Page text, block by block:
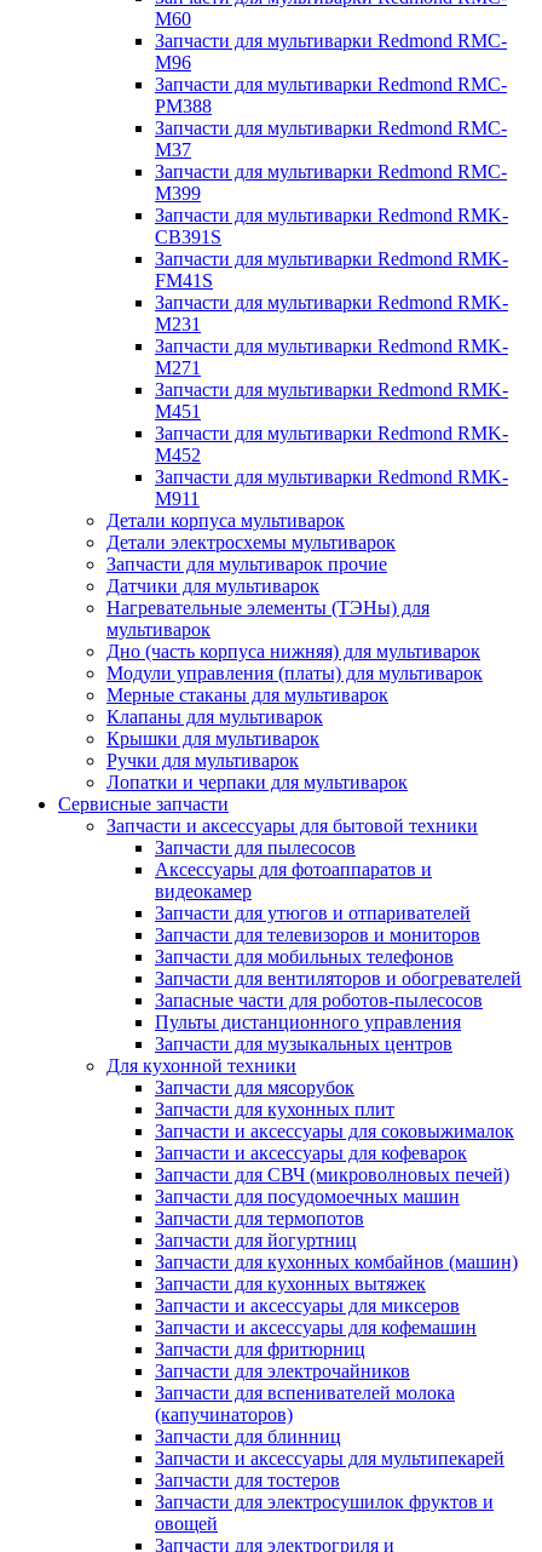
M60
Запчасти для мультиварки Redmond RMC-
M96
Запчасти для мультиварки Redmond RMC-
PM388
Запчасти для мультиварки Redmond RMC-
M37
Запчасти для мультиварки Redmond RMC-
M399
Запчасти для мультиварки Redmond RMK-
CB391S
Запчасти для мультиварки Redmond RMK-
FM41S
Запчасти для мультиварки Redmond RMK-
M231
Запчасти для мультиварки Redmond RMK-
M271
Запчасти для мультиварки Redmond RMK-
M451
Запчасти для мультиварки Redmond RMK-
M452
Запчасти для мультиварки Redmond RMK-
M911
Детали корпуса мультиварок
Детали электросхемы мультиварок
Запчасти для мультиварок прочие
Датчики для мультиварок
Нагревательные элементы (ТЭНы) для
мультиварок
Дно (часть корпуса нижняя) для мультиварок
Модули управления (платы) для мультиварок
Мерные стаканы для мультиварок
Клапаны для мультиварок
Крышки для мультиварок
Ручки для мультиварок
Лопатки и черпаки для мультиварок
Сервисные запчасти
Запчасти и аксессуары для бытовой техники
Запчасти для пылесосов
Аксессуары для фотоаппаратов и
видеокамер
Запчасти для утюгов и отпаривателей
Запчасти для телевизоров и мониторов
Запчасти для мобильных телефонов
Запчасти для вентиляторов и обогревателей
Запасные части для роботов-пылесосов
Пульты дистанционного управления
Запчасти для музыкальных центров
Для кухонной техники
Запчасти для мясорубок
Запчасти для кухонных плит
Запчасти и аксессуары для соковыжималок
Запчасти и аксессуары для кофеварок
Запчасти для СВЧ (микроволновых печей)
Запчасти для посудомоечных машин
Запчасти для термопотов
Запчасти для йогуртниц
Запчасти для кухонных комбайнов (машин)
Запчасти для кухонных вытяжек
Запчасти и аксессуары для миксеров
Запчасти и аксессуары для кофемашин
Запчасти для фритюрниц
Запчасти для электрочайников
Запчасти для вспенивателей молока
(капучинаторов)
Запчасти для блинниц
Запчасти и аксессуары для мультипекарей
Запчасти для тостеров
Запчасти для электросушилок фруктов и
овощей
Запчасти для электрогриля и